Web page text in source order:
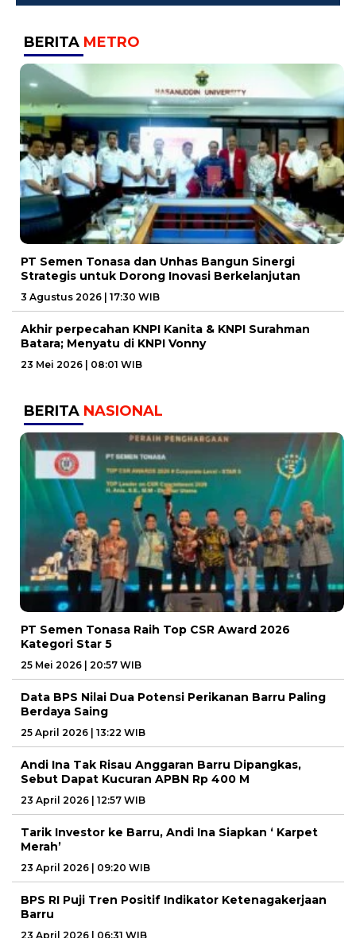
BERITA METRO
PT Semen Tonasa dan Unhas Bangun Sinergi
Strategis untuk Dorong Inovasi Berkelanjutan
3 Agustus 2026 | 17:30 WIB
Akhir perpecahan KNPI Kanita & KNPI Surahman
Batara; Menyatu di KNPI Vonny
23 Mei 2026 | 08:01 WIB
BERITA NASIONAL
PT Semen Tonasa Raih Top CSR Award 2026
Kategori Star 5
25 Mei 2026 | 20:57 WIB
Data BPS Nilai Dua Potensi Perikanan Barru Paling
Berdaya Saing
25 April 2026 | 13:22 WIB
Andi Ina Tak Risau Anggaran Barru Dipangkas,
Sebut Dapat Kucuran APBN Rp 400 M
23 April 2026 | 12:57 WIB
Tarik Investor ke Barru, Andi Ina Siapkan ‘ Karpet
Merah’
23 April 2026 | 09:20 WIB
BPS RI Puji Tren Positif Indikator Ketenagakerjaan
Barru
23 April 2026 | 06:31 WIB